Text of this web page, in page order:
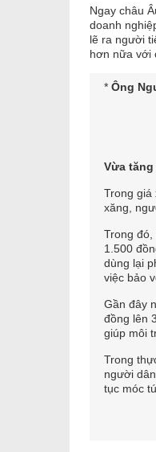
Ngay châu
doanh
lẽ ra người
hơn nữa với
*Ông
Vừa
Trong giá
xăng,
Trong
1.500
dùng lại
việc bảo
Gần đây
đồng lên
giúp môi
Trong
người
tục móc